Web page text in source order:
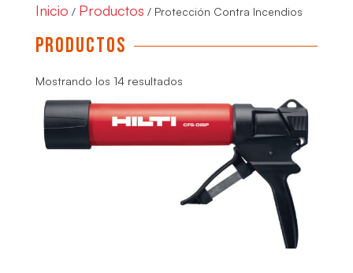
Inicio / Productos / Protección Contra Incendios
Productos
Mostrando los 14 resultados